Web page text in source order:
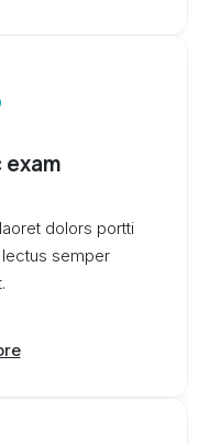
dolors portti
semper